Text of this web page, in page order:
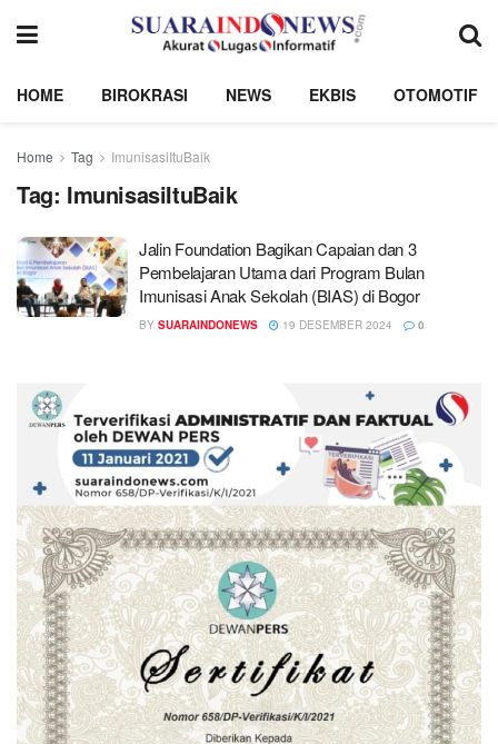
HOME BIROKRASI NEWS EKBIS OTOMOTIF
Home Tag ImunisasiItuBaik
Tag: ImunisasiItuBaik
Jalin Foundation Bagikan Capaian dan 3
Pembelajaran Utama dari Program Bulan
Imunisasi Anak Sekolah (BIAS) di Bogor
BY SUARAINDONEWS 19 DESEMBER 2024 0